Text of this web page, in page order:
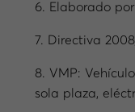
6. Elaborado
7. Directiva
8. VMP:
sola plaza,